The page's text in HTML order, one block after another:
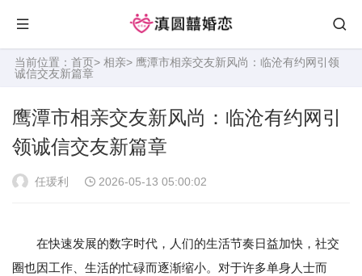
当前位置： 首页> 相亲> 鹰潭市相亲交友新风尚：临沧有约网引领
诚信交友新篇章
鹰潭市相亲交友新风尚：临沧有约网引
领诚信交友新篇章
任瑗利 2026-05-13 05:00:02
在快速发展的数字时代，人们的生活节奏日益加快，社交
圈也因工作、生活的忙碌而逐渐缩小。对于许多单身人士而